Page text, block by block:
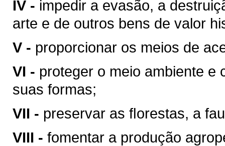
IV - impedir a evasão, a
arte e de outros bens de valor
V - proporcionar os meios de
VI - proteger o meio ambiente e
suas formas;
VII - preservar as ﬂorestas, a
VIII - fomentar a produção